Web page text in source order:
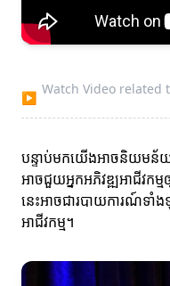
▶
Watch Video related
បន្ទាប់មកយើងអាចនិយម
អាចជួយអ្នកអភិវឌ្ឍអាជីវ
នេះអាចជារបាយការណ៍ទាំ
អាជីវកម្ម។